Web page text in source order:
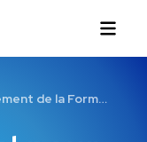
de la Form…